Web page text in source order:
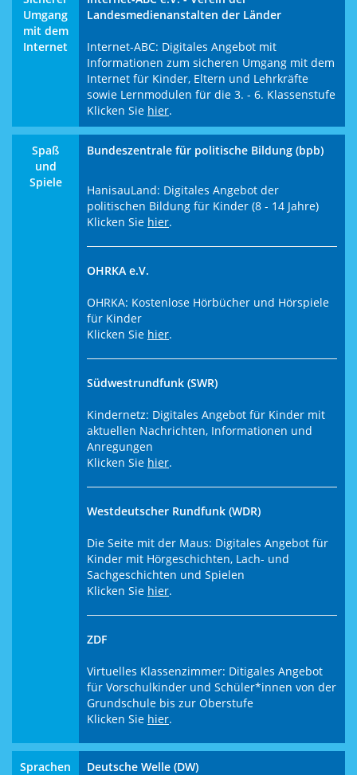
Umgang
mit dem
Internet
Landesmedienanstalten der Länder
Internet-ABC: Digitales Angebot mit
Informationen zum sicheren Umgang mit dem
Internet für Kinder, Eltern und Lehrkräfte
sowie Lernmodulen für die 3. - 6. Klassenstufe
Klicken Sie hier.
Spaß
und
Spiele
Bundeszentrale für politische Bildung (bpb)
HanisauLand: Digitales Angebot der
politischen Bildung für Kinder (8 - 14 Jahre)
Klicken Sie hier.
OHRKA e.V.
OHRKA: Kostenlose Hörbücher und Hörspiele
für Kinder
Klicken Sie hier.
Südwestrundfunk (SWR)
Kindernetz: Digitales Angebot für Kinder mit
aktuellen Nachrichten, Informationen und
Anregungen
Klicken Sie hier.
Westdeutscher Rundfunk (WDR)
Die Seite mit der Maus: Digitales Angebot für
Kinder mit Hörgeschichten, Lach- und
Sachgeschichten und Spielen
Klicken Sie hier.
ZDF
Virtuelles Klassenzimmer: Ditigales Angebot
für Vorschulkinder und Schüler*innen von der
Grundschule bis zur Oberstufe
Klicken Sie hier.
Sprachen Deutsche Welle (DW)